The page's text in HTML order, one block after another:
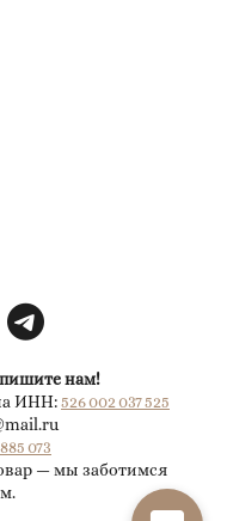
нам!
ИНН:526 002 037 525
073
— мы заботимся